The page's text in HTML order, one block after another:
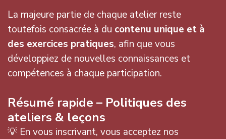
La majeure partie de chaque atelier reste
toutefois consacrée à du contenu unique et à
des exercices pratiques, afin que vous
développiez de nouvelles connaissances et
compétences à chaque participation.
Résumé rapide – Politiques des
ateliers & leçons
💡 En vous inscrivant, vous acceptez nos